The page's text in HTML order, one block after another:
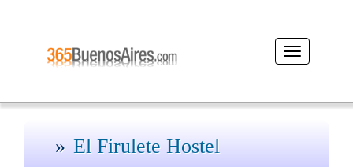
Desplegar
navegación
El Firulete Hostel